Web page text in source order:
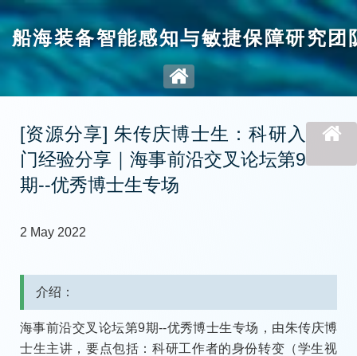
船海装备智能感知与敏捷保障研究团
[资源分享] 朱传庆博士生：科研入
门经验分享｜海事前沿交叉论坛第9
期--优秀博士生专场
2 May 2022
介绍：
海事前沿交叉论坛第9期--优秀博士生专场，由朱传庆博
士生主讲，要点包括：科研工作者的身份转变（学生视